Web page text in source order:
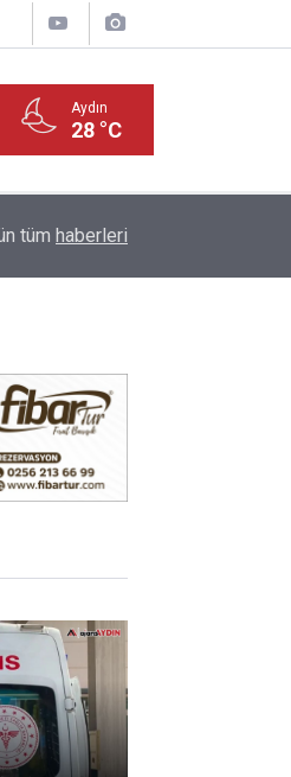
Aydın
28 °C
dekar kestanelik yandı
tüm haberleri